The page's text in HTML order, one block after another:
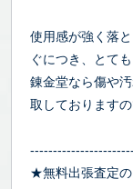
使用感が強く落
ぐにつき、とて
錬金堂なら傷や
取しております
★無料出張査定の